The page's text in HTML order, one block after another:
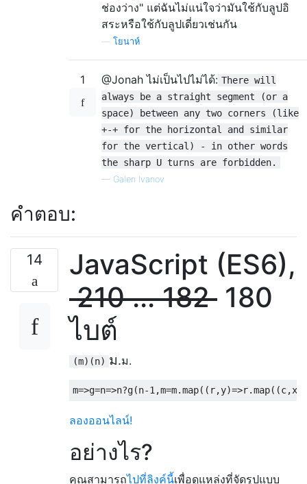
ช่องว่าง" แต่ฉันไม่แน่ใจว่ามันใช้กับลูปอิ
สระหรือใช้กับลูปเดี่ยวเช่นกัน
โยนาห์
1 @Jonah ไม่เป็นไปไม่ได้: There will
always be a straight segment (or a
space) between any two corners (like
+-+ for the horizontal and similar
for the vertical) - in other words
the sharp U turns are forbidden.
— Galen Ivanov
คำตอบ:
14
JavaScript (ES6),
210 ... 182 180
ไบต์
(m)(n) ม.ม.
m=>g=n=>n?g(n-1 ,m=m.map(( r,y)=>r.map((c,x
ลองออนไลน์!
อย่างไร?
คุณสามารถไปที่ลิงค์นี้เพื่อดูแหล่งที่จัดรูปแบบ